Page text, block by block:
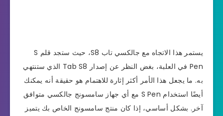
يستمر هذا الاتجاه مع جالكسي تاب S8، حيث ستجد قلم S
Pen في العلبة، بغض النظر عن إصدار Tab S8 الذي ستنتهي
به. ما يجعل هذا الأمر أكثر إثارة للاهتمام هو حقيقة أنه يمكنك
أيضًا استخدام S Pen مع أي جهاز سامسونج جالكسي متوافق
آخر. بشكل أساسي، إذا كان منتج سامسونج الخاص بك يتميز